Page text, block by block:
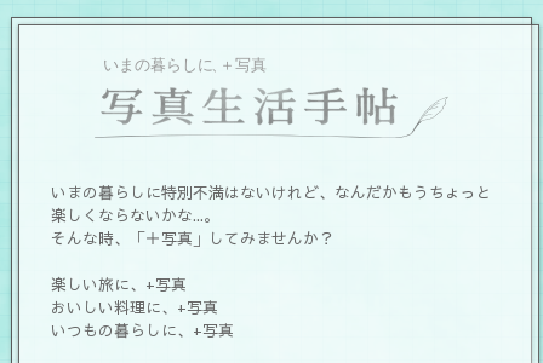
いまの暮らしに特別不満はないけれど、なんだかもうちょっと
楽しくならないかな...。
そんな時、「＋写真」してみませんか？
楽しい旅に、+写真
おいしい料理に、+写真
いつもの暮らしに、+写真